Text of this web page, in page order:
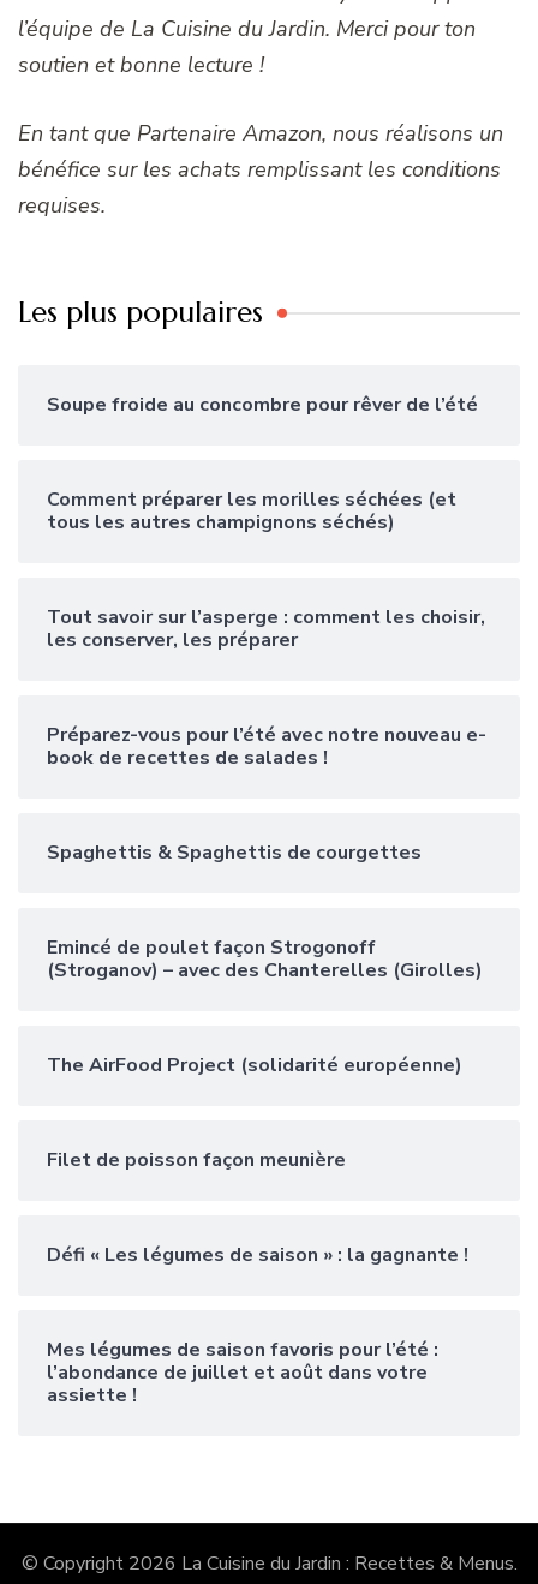
l’équipe de La Cuisine du Jardin. Merci pour ton
soutien et bonne lecture !
En tant que Partenaire Amazon, nous réalisons un
bénéfice sur les achats remplissant les conditions
requises.
Les plus populaires
Soupe froide au concombre pour rêver de l’été
Comment préparer les morilles séchées (et
tous les autres champignons séchés)
Tout savoir sur l’asperge : comment les choisir,
les conserver, les préparer
Préparez-vous pour l’été avec notre nouveau e-
book de recettes de salades !
Spaghettis & Spaghettis de courgettes
Emincé de poulet façon Strogonoff
(Stroganov) – avec des Chanterelles (Girolles)
The AirFood Project (solidarité européenne)
Filet de poisson façon meunière
Défi « Les légumes de saison » : la gagnante !
Mes légumes de saison favoris pour l’été :
l’abondance de juillet et août dans votre
assiette !
© Copyright 2026 La Cuisine du Jardin : Recettes & Menus.